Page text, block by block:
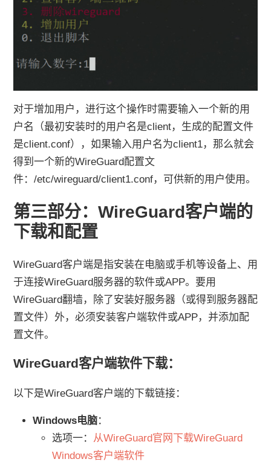
对于增加用户，进行这个操作时需要输入一个新的用
户名（最初安装时的用户名是client，生成的配置文件
是client.conf），如果输入用户名为client1，那么就会
得到一个新的WireGuard配置文
件：/etc/wireguard/client1.conf，可供新的用户使用。
第三部分：WireGuard客户端的
下载和配置
WireGuard客户端是指安装在电脑或手机等设备上、用
于连接WireGuard服务器的软件或APP。要用
WireGuard翻墙，除了安装好服务器（或得到服务器配
置文件）外，必须安装客户端软件或APP，并添加配
置文件。
WireGuard客户端软件下载：
以下是WireGuard客户端的下载链接：
Windows电脑：
选项一：
从WireGuard官网下载WireGuard
Windows客户端软件